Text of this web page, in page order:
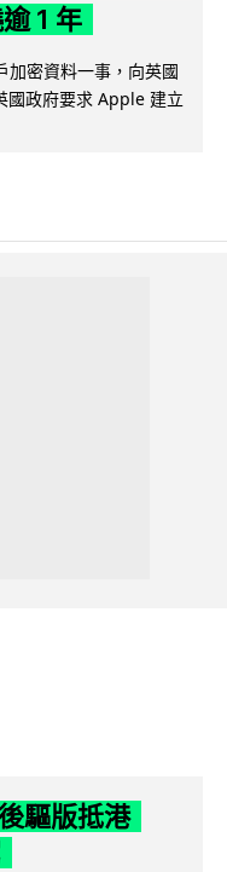
1 年
密資料一事，向英國
國政府要求 Apple 建立
驅版抵港